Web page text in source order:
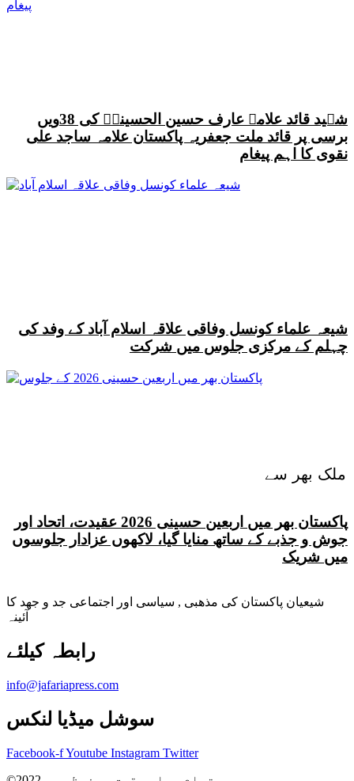
ملک بھر سے
شہید قائد علامہ عارف حسین الحسینیؒ کی 38ویں
برسی پر قائد ملت جعفریہ پاکستان علامہ ساجد علی
نقوی کا اہم پیغام
شیعہ علماء کونسل وفاقی علاقہ اسلام آباد کے وفد کی
چہلم کے مرکزی جلوس میں شرکت
پاکستان بھر میں اربعین حسینی 2026 عقیدت، اتحاد اور
جوش و جذبے کے ساتھ منایا گیا، لاکھوں عزادار جلوسوں
میں شریک
شیعیان پاکستان کی مذهبی , سیاسی اور اجتماعی جد و جهد کا
آئینہ
info@jafariapress.com​
سوشل میڈیا لنکس
Facebook-fYoutube Instagram Twitter